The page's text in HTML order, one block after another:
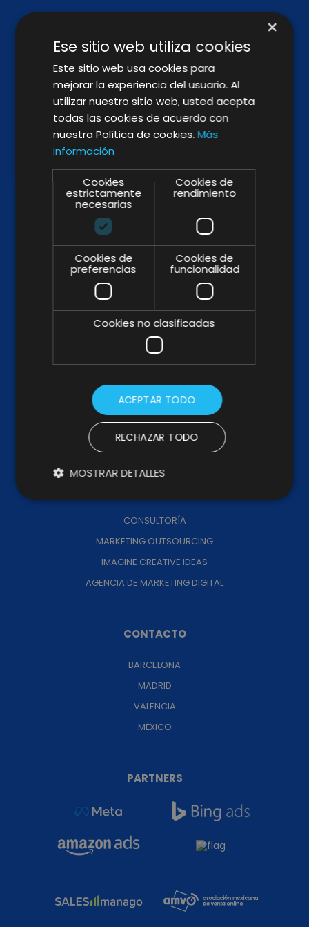
SÍGUENOS
BROCHURE
ABOUT US
KIT DIGITAL
KIT CONSULTING
CANAL DE DENUNCIAS
CÓDIGO PROVEEDORES
MEMORIA DE IMPACTO
CONSULTORÍA
MARKETING OUTSOURCING
IMAGINE CREATIVE IDEAS
AGENCIA DE MARKETING DIGITAL
CONTACTO
BARCELONA
MADRID
VALENCIA
MÉXICO
PARTNERS
×
Ese sitio web utiliza cookies
Este sitio web usa cookies para
mejorar la experiencia del usuario. Al
utilizar nuestro sitio web, usted acepta
todas las cookies de acuerdo con
nuestra Política de cookies.Más
información
Cookies
estrictamente
necesarias
Cookies de
rendimiento
Cookies de
preferencias
Cookies de
funcionalidad
Cookies no clasificadas
ACEPTAR TODO
RECHAZAR TODO
MOSTRAR DETALLES